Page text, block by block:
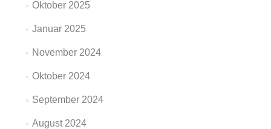
Oktober 2025
Januar 2025
November 2024
Oktober 2024
September 2024
August 2024